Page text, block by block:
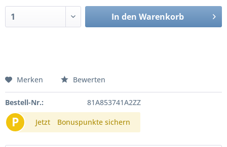
In den Warenkorb
Merken Bewerten
Bestell-Nr.: 81A853741A2ZZ
P Jetzt Bonuspunkte sichern